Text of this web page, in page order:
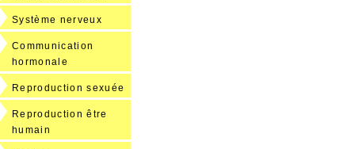
Système nerveux
Communication
hormonale
Reproduction sexuée
Reproduction être
humain